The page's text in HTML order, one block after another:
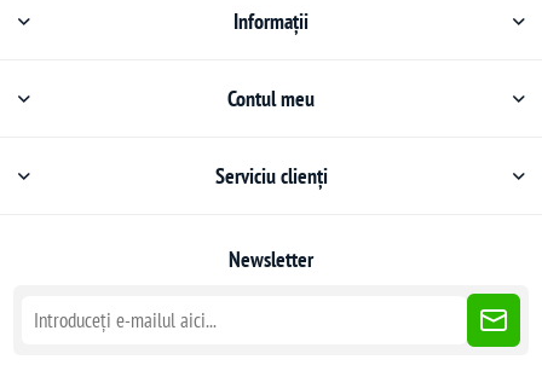
Informații
Contul meu
Serviciu clienți
Newsletter